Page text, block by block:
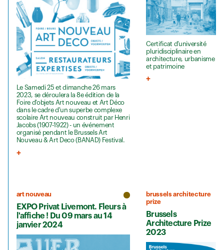
Le Samedi 25 et dimanche 26 mars
2023, se déroulera la 8e édition de la
Foire d'objets Art nouveau et Art Déco
dans le cadre d'un superbe complexe
scolaire Art nouveau construit par Henri
Jacobs (1907-1922) - un événement
organisé pendant le Brussels Art
Nouveau & Art Deco (BANAD) Festival.
Certificat d’université
pluridisciplinaire en
architecture, urbanisme
et patrimoine
art nouveau
EXPO Privat Livemont. Fleurs à
l'affiche ! Du 09 mars au 14
janvier 2024
brussels architecture
prize
Brussels
Architecture Prize
2023